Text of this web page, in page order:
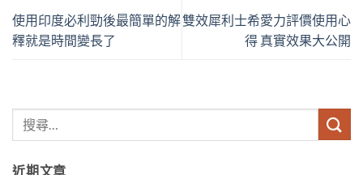
使用印度必利勁後最簡單的解
釋就是時間變長了
雙效犀利士希愛力評價使用心
得 真實效果大公開
近期文章